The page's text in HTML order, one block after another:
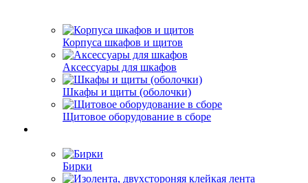
Корпуса шкафов и щитов
Аксессуары для шкафов
Шкафы и щиты (оболочки)
Щитовое оборудование в сборе
Бирки